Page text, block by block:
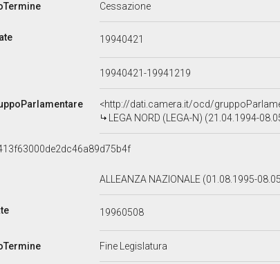
Cessazione
19940421
19940421-19941219
<http://dati.camera.it/ocd/
LEGA NORD (LEGA-N) (21.04.1994-
ALLEANZA NAZIONALE (01.08.1995-
19960508
Fine Legislatura